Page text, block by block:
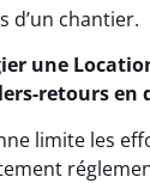
d’un chantier.
une
retours en
limite les